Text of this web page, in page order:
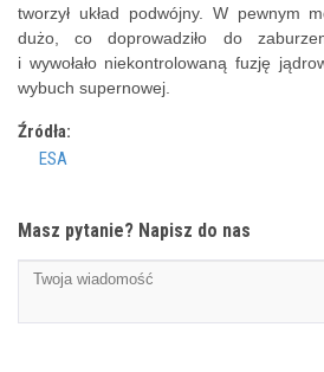
tworzył układ podwójny. W pewnym
dużo, co doprowadziło do
i wywołało niekontrolowaną fuzję
wybuch supernowej.
Źródła:
ESA
Masz pytanie? Napisz do nas